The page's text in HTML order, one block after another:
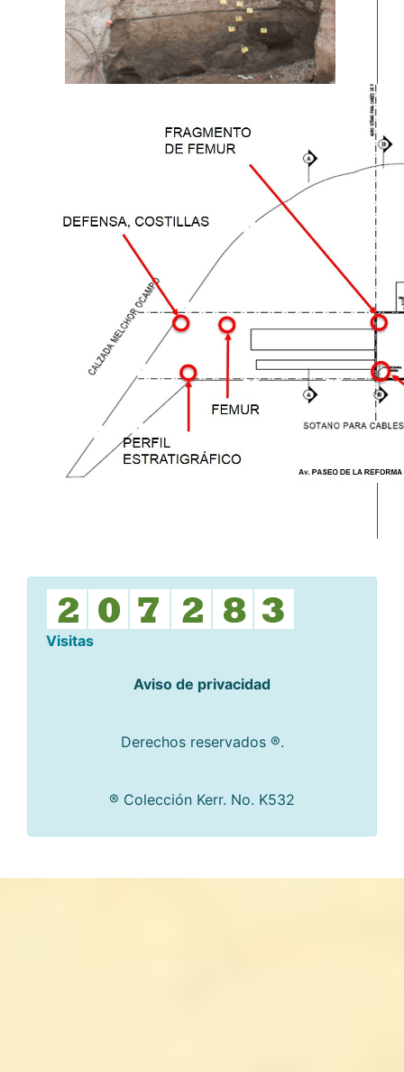
Visitas
Aviso de privacidad
Derechos reservados ®.
® Colección Kerr. No. K532